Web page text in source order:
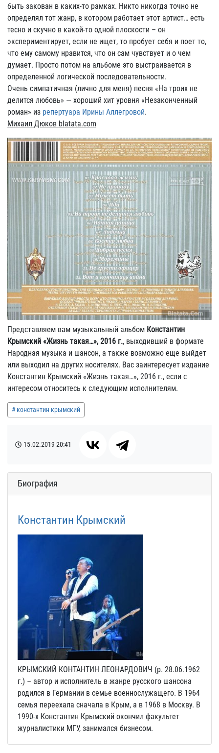
быть закован в каких-то рамках. Никто никогда точно не
определял тот жанр, в котором работает этот артист… есть
тесно и скучно в какой-то одной плоскости – он
экспериментирует, если не ищет, то пробует себя и поет то,
что ему самому нравится, что он сам чувствует и о чем
думает. Просто потом на альбоме это выстраивается в
определенной логической последовательности.
Очень симпатичная (лично для меня) песня «На троих не
делится любовь» — хороший хит уровня «Незаконченный
роман» из репертуара Ирины Аллегровой.
Михаил Дюков blatata.com
Представляем вам музыкальный альбом Константин
Крымский «Жизнь такая…», 2016 г., выходивший в формате
Народная музыка и шансон, а также возможно еще выйдет
или выходил на других носителях. Вас заинтересует издание
Константин Крымский «Жизнь такая…», 2016 г., если с
интересом относитесь к следующим исполнителям.
константин крымский
15.02.2019 20:41
Биография
Константин Крымский
КРЫМСКИЙ КОНТАНТИН ЛЕОНАРДОВИЧ (р. 28.06.1962
г.) – автор и исполнитель в жанре русского шансона
родился в Германии в семье военнослужащего. В 1964
семья переехала сначала в Крым, а в 1968 в Москву. В
1990-х Константин Крымский окончил факультет
журналистики МГУ, занимался бизнесом.